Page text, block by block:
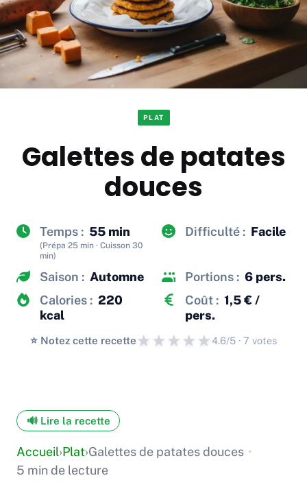
PLAT
Galettes de patates
douces
Temps : 55 min
(Prépa 25 min · Cuisson 30
min)
Difficulté : Facile
Saison : Automne Portions : 6 pers.
Calories : 220
kcal
Coût : 1,5 € /
pers.
⭐️ Notez cette recette★★★★★4.6/5 · 7 votes
🔊 Lire la recette
Accueil›Plat›Galettes de patates douces •
5 min de lecture